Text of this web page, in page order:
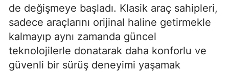
de değişmeye başladı. Klasik araç sahipleri,
sadece araçlarını orijinal haline getirmekle
kalmayıp aynı zamanda güncel
teknolojilerle donatarak daha konforlu ve
güvenli bir sürüş deneyimi yaşamak